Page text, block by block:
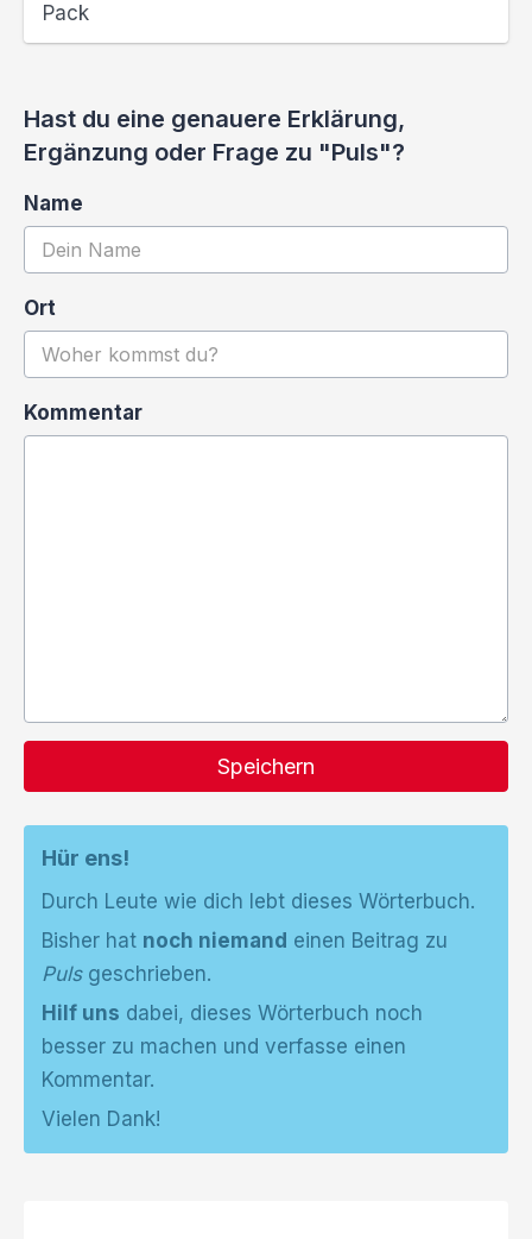
Pack
Hast du eine genauere Erklärung,
Ergänzung oder Frage zu "Puls"?
Name
Ort
Kommentar
Speichern
Hür ens!
Durch Leute wie dich lebt dieses Wörterbuch.
Bisher hat noch niemand einen Beitrag zu
Pulsgeschrieben.
Hilf uns dabei, dieses Wörterbuch noch
besser zu machen und verfasse einen
Kommentar.
Vielen Dank!